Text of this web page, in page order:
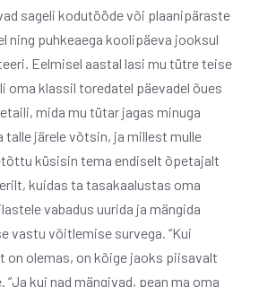
sageli kodutööde või plaanipäraste
ning puhkeaega koolipäeva jooksul
Eelmisel aastal lasi mu tütre teise
oma klassil toredatel päevadel õues
mida mu tütar jagas minuga
talle järele võtsin, ja millest mulle
küsisin tema endiselt õpetajalt
kuidas ta tasakaalustas oma
vabadus uurida ja mängida
vastu võitlemise survega. “Kui
on olemas, on kõige jaoks piisavalt
“Ja kui nad mängivad, pean ma oma